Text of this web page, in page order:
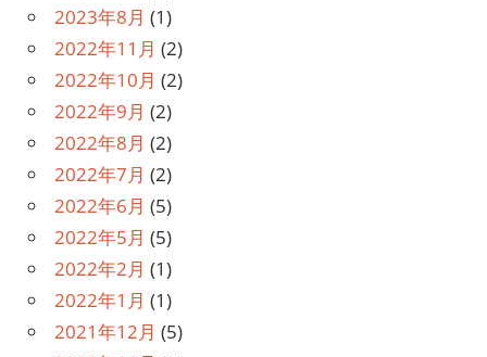
2023年8月 (1)
2022年11月 (2)
2022年10月 (2)
2022年9月 (2)
2022年8月 (2)
2022年7月 (2)
2022年6月 (5)
2022年5月 (5)
2022年2月 (1)
2022年1月 (1)
2021年12月 (5)